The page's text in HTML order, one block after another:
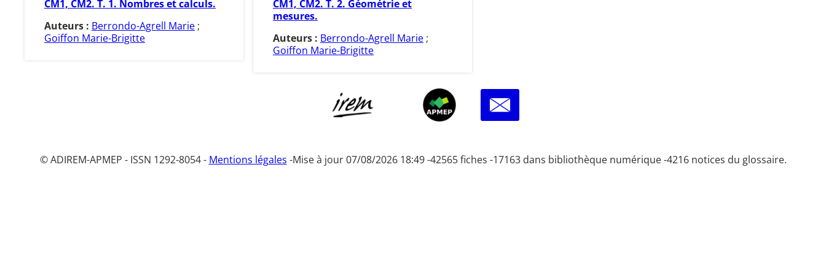
CM1, CM2. T. 1. Nombres et calculs.
Auteurs : Berrondo-Agrell Marie ;
Goiffon Marie-Brigitte
CM1, CM2. T. 2. Géométrie et
mesures.
Auteurs : Berrondo-Agrell Marie ;
Goiffon Marie-Brigitte
© ADIREM-APMEP - ISSN 1292-8054 - Mentions légales -Mise à jour 07/08/2026 18:49 -42565 fiches -17163 dans bibliothèque numérique -4216 notices du glossaire.